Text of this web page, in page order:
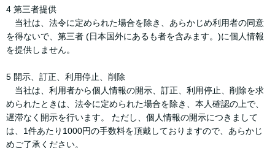
4 第三者提供
当社は、法令に定められた場合を除き、あらかじめ利用者の同意
を得ないで、第三者 (日本国外にあるも者を含みます。)に個人情報
を提供しません。
5 開示、訂正、利用停止、削除
当社は、利用者から個人情報の開示、訂正、利用停止、削除を求
められたときは、法令に定められた場合を除き、本人確認の上で、
遅滞なく開示を行います。 ただし、個人情報の開示につきまして
は、1件あたり1000円の手数料を頂戴しておりますので、あらかじ
めご了承ください。